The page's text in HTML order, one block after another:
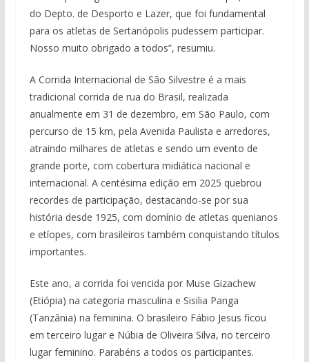
do Depto. de Desporto e Lazer, que foi fundamental
para os atletas de Sertanópolis pudessem participar.
Nosso muito obrigado a todos”, resumiu.
A Corrida Internacional de São Silvestre é a mais
tradicional corrida de rua do Brasil, realizada
anualmente em 31 de dezembro, em São Paulo, com
percurso de 15 km, pela Avenida Paulista e arredores,
atraindo milhares de atletas e sendo um evento de
grande porte, com cobertura midiática nacional e
internacional. A centésima edição em 2025 quebrou
recordes de participação, destacando-se por sua
história desde 1925, com domínio de atletas quenianos
e etíopes, com brasileiros também conquistando títulos
importantes.
Este ano, a corrida foi vencida por Muse Gizachew
(Etiópia) na categoria masculina e Sisilia Panga
(Tanzânia) na feminina. O brasileiro Fábio Jesus ficou
em terceiro lugar e Núbia de Oliveira Silva, no terceiro
lugar feminino. Parabéns a todos os participantes.